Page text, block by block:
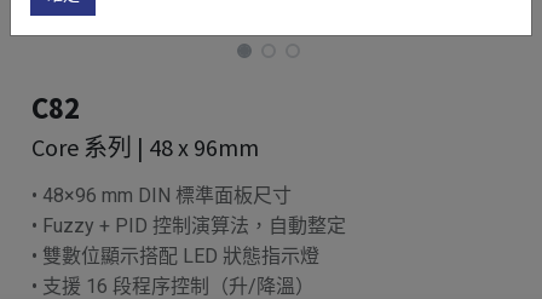
Core 系列 | 48 x 96mm
C82
• 48×96 mm DIN 標準面板尺寸
• Fuzzy + PID 控制演算法，自動整定
• 雙數位顯示搭配 LED 狀態指示燈
• 支援 16 段程序控制（升/降溫）